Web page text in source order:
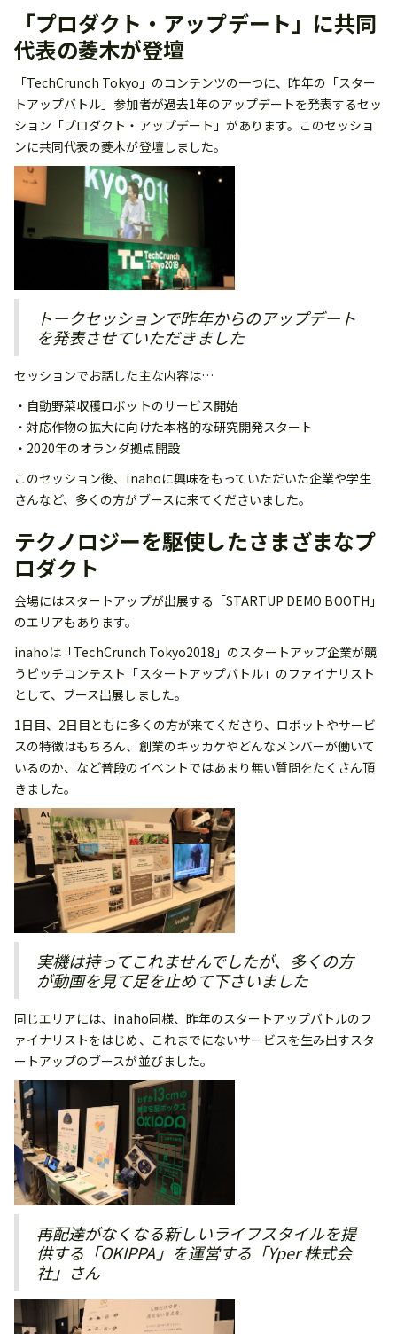
「プロダクト・アップデート」に共同
代表の菱木が登壇
「TechCrunch Tokyo」のコンテンツの一つに、昨年の「スター
トアップバトル」参加者が過去1年のアップデートを発表するセッ
ション「プロダクト・アップデート」があります。このセッショ
ンに共同代表の菱木が登壇しました。
トークセッションで昨年からのアップデート
を発表させていただきました
セッションでお話した主な内容は…
・自動野菜収穫ロボットのサービス開始
・対応作物の拡大に向けた本格的な研究開発スタート
・2020年のオランダ拠点開設
このセッション後、inahoに興味をもっていただいた企業や学生
さんなど、多くの方がブースに来てくださいました。
テクノロジーを駆使したさまざまなプ
ロダクト
会場にはスタートアップが出展する「STARTUP DEMO BOOTH」
のエリアもあります。
inahoは「TechCrunch Tokyo2018」のスタートアップ企業が競
うピッチコンテスト「スタートアップバトル」のファイナリスト
として、ブース出展しました。
1日目、2日目ともに多くの方が来てくださり、ロボットやサービ
スの特徴はもちろん、創業のキッカケやどんなメンバーが働いて
いるのか、など普段のイベントではあまり無い質問をたくさん頂
きました。
実機は持ってこれませんでしたが、多くの方
が動画を見て足を止めて下さいました
同じエリアには、inaho同様、昨年のスタートアップバトルのフ
ァイナリストをはじめ、これまでにないサービスを生み出すスタ
ートアップのブースが並びました。
再配達がなくなる新しいライフスタイルを提
供する「OKIPPA」を運営する「Yper 株式会
社」さん